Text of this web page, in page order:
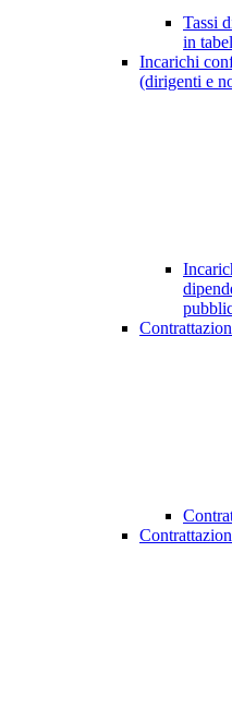
Tassi
in
Incarichi
(dirigenti e